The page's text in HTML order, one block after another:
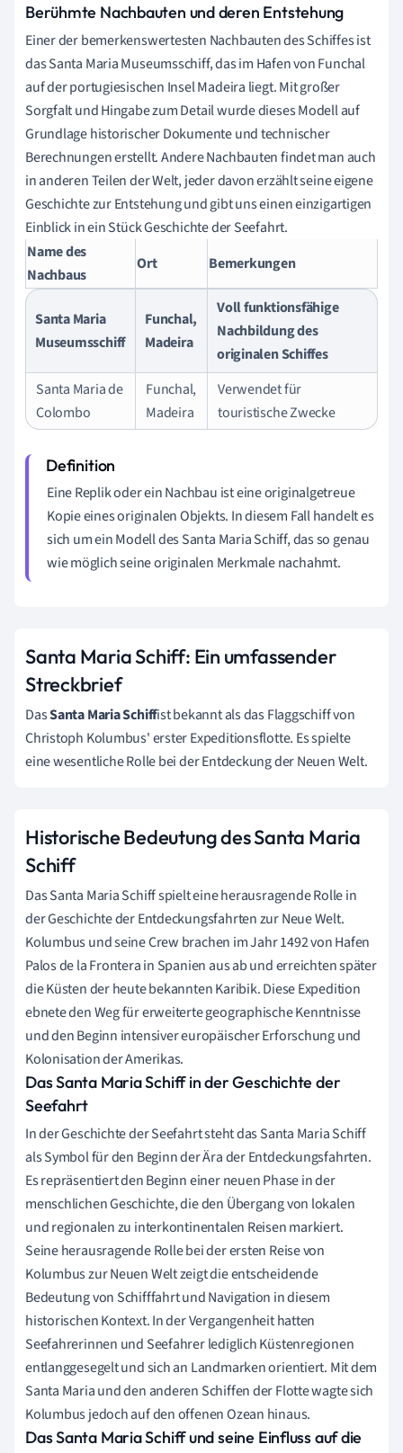
Berühmte Nachbauten und deren Entstehung
Einer der bemerkenswertesten Nachbauten des Schiffes ist
das Santa Maria Museumsschiff, das im Hafen von Funchal
auf der portugiesischen Insel Madeira liegt. Mit großer
Sorgfalt und Hingabe zum Detail wurde dieses Modell auf
Grundlage historischer Dokumente und technischer
Berechnungen erstellt. Andere Nachbauten findet man auch
in anderen Teilen der Welt, jeder davon erzählt seine eigene
Geschichte zur Entstehung und gibt uns einen einzigartigen
Einblick in ein Stück Geschichte der Seefahrt.
Name des
Nachbaus
Ort Bemerkungen
Santa Maria
Museumsschiff
Funchal,
Madeira
Voll funktionsfähige
Nachbildung des
originalen Schiffes
Santa Maria de
Colombo
Funchal,
Madeira
Verwendet für
touristische Zwecke
Eine Replik oder ein Nachbau ist eine originalgetreue
Kopie eines originalen Objekts. In diesem Fall handelt es
sich um ein Modell des Santa Maria Schiff, das so genau
wie möglich seine originalen Merkmale nachahmt.
Santa Maria Schiff: Ein umfassender
Streckbrief
DasSanta Maria Schiffist bekannt als das Flaggschiff von
Christoph Kolumbus' erster Expeditionsflotte. Es spielte
eine wesentliche Rolle bei der Entdeckung der Neuen Welt.
Historische Bedeutung des Santa Maria
Schiff
Das Santa Maria Schiff spielt eine herausragende Rolle in
der Geschichte der Entdeckungsfahrten zur Neue Welt.
Kolumbus und seine Crew brachen im Jahr 1492 von Hafen
Palos de la Frontera in Spanien aus ab und erreichten später
die Küsten der heute bekannten Karibik. Diese Expedition
ebnete den Weg für erweiterte geographische Kenntnisse
und den Beginn intensiver europäischer Erforschung und
Kolonisation der Amerikas.
Das Santa Maria Schiff in der Geschichte der
Seefahrt
In der Geschichte der Seefahrt steht das Santa Maria Schiff
als Symbol für den Beginn der Ära der Entdeckungsfahrten.
Es repräsentiert den Beginn einer neuen Phase in der
menschlichen Geschichte, die den Übergang von lokalen
und regionalen zu interkontinentalen Reisen markiert.
Seine herausragende Rolle bei der ersten Reise von
Kolumbus zur Neuen Welt zeigt die entscheidende
Bedeutung von Schifffahrt und Navigation in diesem
historischen Kontext. In der Vergangenheit hatten
Seefahrerinnen und Seefahrer lediglich Küstenregionen
entlanggesegelt und sich an Landmarken orientiert. Mit dem
Santa Maria und den anderen Schiffen der Flotte wagte sich
Kolumbus jedoch auf den offenen Ozean hinaus.
Das Santa Maria Schiff und seine Einfluss auf die